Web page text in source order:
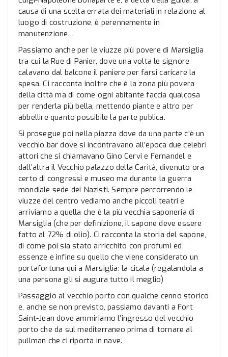
causa di una scelta errata dei materiali in relazione al
luogo di costruzione, è perennemente in
manutenzione…
Passiamo anche per le viuzze più povere di Marsiglia
tra cui la Rue di Panier, dove una volta le signore
calavano dal balcone il paniere per farsi caricare la
spesa. Ci racconta inoltre che è la zona più povera
della città ma di come ogni abitante faccia qualcosa
per renderla più bella, mettendo piante e altro per
abbellire quanto possibile la parte publica.
Si prosegue poi nella piazza dove da una parte c’è un
vecchio bar dove si incontravano all’epoca due celebri
attori che si chiamavano Gino Cervi e Fernandel e
dall’altra il Vecchio palazzo della Carità, divenuto ora
certo di congressi e museo ma durante la guerra
mondiale sede dei Nazisti. Sempre percorrendo le
viuzze del centro vediamo anche piccoli teatri e
arriviamo a quella che è la più vecchia saponeria di
Marsiglia (che per definizione, il sapone deve essere
fatto al 72% di olio). Ci racconta la storia del sapone,
di come poi sia stato arricchito con profumi ed
essenze e infine su quello che viene considerato un
portafortuna qui a Marsiglia: la cicala (regalandola a
una persona gli si augura tutto il meglio)
Passaggio al vecchio porto con qualche cenno storico
e, anche se non previsto, passiamo davanti a Fort
Saint-Jean dove ammiriamo l’ingresso del vecchio
porto che da sul mediterraneo prima di tornare al
pullman che ci riporta in nave.